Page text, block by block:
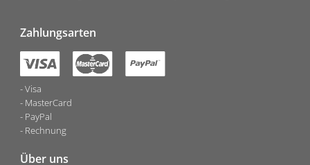
Zahlungsarten
Visa
MasterCard
PayPal
Rechnung
Über uns